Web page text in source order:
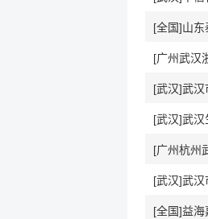
[全国]山
[广州武汉
[武汉]武
[武汉]武
[广州杭州
[武汉]武
[全国]益